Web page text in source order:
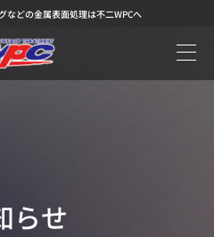
などの金属表面処理は不二WPCへ
らせ